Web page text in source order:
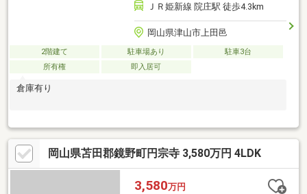
ＪＲ姫新線 院庄駅 徒歩4.3km
岡山県津山市上田邑
2階建て 駐車場あり
駐車3台
所有権
即入居可
倉庫有り
岡山県苫田郡鏡野町円宗寺 3,580万円 4LDK
3,580万円